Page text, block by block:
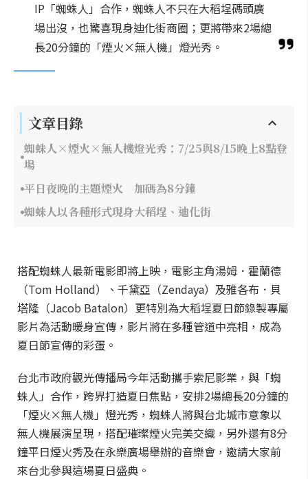
IP「蜘蛛人」合作，蜘蛛人不只在大稻埕碼頭廣
場出沒，也驚喜現身迪化街商圈；更將帶來2場總
長20分鐘的「煙火×無人機」燈光秀。
文章目錄
蜘蛛人×煙火×無人機燈光秀：7/25與8/15晚上8點登
場
平日夜晚的主題煙火 加碼為8分鐘
蜘蛛人以各種形式現身大稻埕、迪化街
搭配蜘蛛人最新電影即將上映，電影主角湯姆．霍蘭德
（Tom Holland）、千黛亞（Zendaya）及雅各布．貝
塔隆（Jacob Batalon）更特別為大稻埕夏日節錄製專屬
影片為活動暖身宣傳，影片將在多種管道中亮相，成為
夏日節宣傳的彩蛋。
台北市政府觀光傳播局今年活動攜手索尼影業，與「蜘
蛛人」合作，跨界打造夏日焦點，安排2場總長20分鐘的
「煙火×無人機」燈光秀，蜘蛛人將與台北城市意象以
無人機展演呈現，搭配璀璨煙火完美交織，另外還有8分
鐘平日煙火秀及在永樂廣場舉辦的音樂會，邀請大家前
來台北參與這場夏日盛典。